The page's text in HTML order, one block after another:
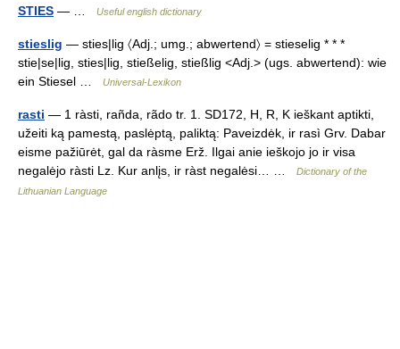
STIES — … Useful english dictionary
stieslig — sties|lig 〈Adj.; umg.; abwertend〉 = stieselig * * *
stie|se|lig, sties|lig, stießelig, stießlig <Adj.> (ugs. abwertend): wie
ein Stiesel …
Universal-Lexikon
rasti — 1 ràsti, rañda, rãdo tr. 1. SD172, H, R, K ieškant aptikti,
užeiti ką pamestą, paslėptą, paliktą: Paveizdėk, ir rasì Grv. Dabar
eisme pažiūrėt, gal da ràsme Erž. Ilgai anie ieškojo jo ir visa
negalėjo ràsti Lz. Kur anlįs, ir ràst negalėsi… …
Dictionary of the
Lithuanian Language